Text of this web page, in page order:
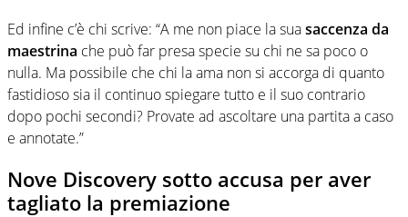
Ed infine c’è chi scrive: “A me non piace la suasaccenza da
maestrina che può far presa specie su chi ne sa poco o
nulla. Ma possibile che chi la ama non si accorga di quanto
fastidioso sia il continuo spiegare tutto e il suo contrario
dopo pochi secondi? Provate ad ascoltare una partita a caso
e annotate.”
Nove Discovery sotto accusa per aver
tagliato la premiazione